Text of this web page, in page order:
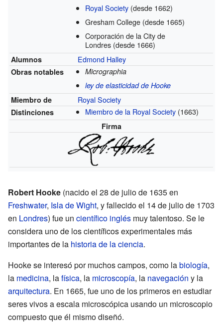
Royal Society (desde 1662)
Gresham College (desde 1665)
Corporación de la City de
Londres (desde 1666)
Alumnos Edmond Halley
Obras notables
Micrographia
ley de elasticidad de Hooke
Miembro de
Royal Society
Distinciones Miembro de la Royal Society (1663)
Firma
Robert Hooke (nacido el 28 de julio de 1635 en
Freshwater, Isla de Wight, y fallecido el 14 de julio de 1703
en Londres) fue un científico inglés muy talentoso. Se le
considera uno de los científicos experimentales más
importantes de la historia de la ciencia.
Hooke se interesó por muchos campos, como labiología,
la medicina, lafísica, la microscopía, la navegación y la
arquitectura. En 1665, fue uno de los primeros en estudiar
seres vivos a escala microscópica usando un microscopio
compuesto que él mismo diseñó.